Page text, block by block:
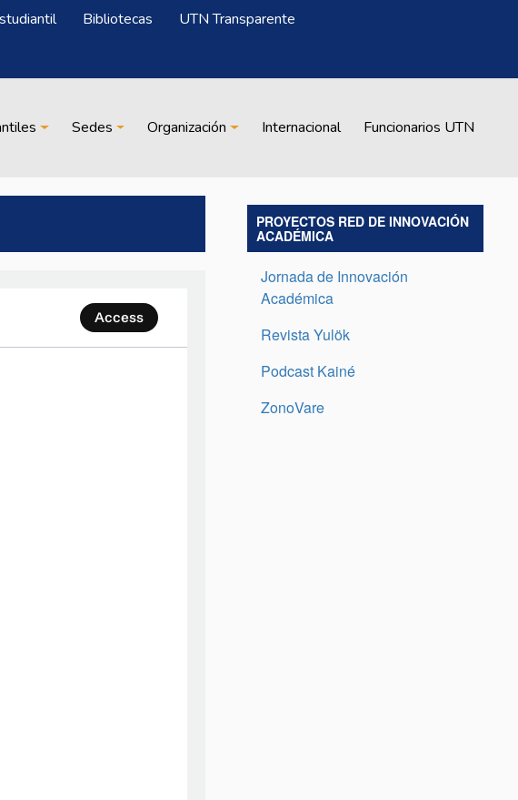
Bibliotecas UTN Transparente
Sedes Organización Internacional Funcionarios UTN
PROYECTOS RED DE INNOVACIÓN
ACADÉMICA
Jornada de Innovación
Académica
Revista Yulök
Podcast Kainé
ZonoVare